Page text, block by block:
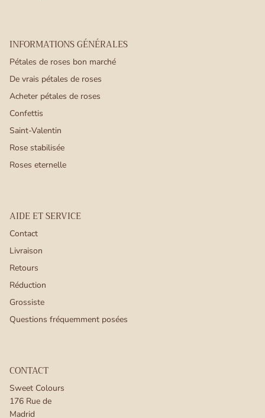
INFORMATIONS GÉNÉRALES
Pétales de roses bon marché
De vrais pétales de roses
Acheter pétales de roses
Confettis
Saint-Valentin
Rose stabilisée
Roses eternelle
AIDE ET SERVICE
Contact
Livraison
Retours
Réduction
Grossiste
Questions fréquemment posées
CONTACT
Sweet Colours
176 Rue de
Madrid